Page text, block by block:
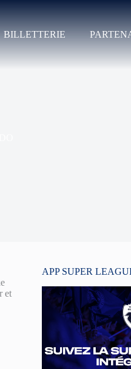
BILLETTERIE
et
APP SUPER